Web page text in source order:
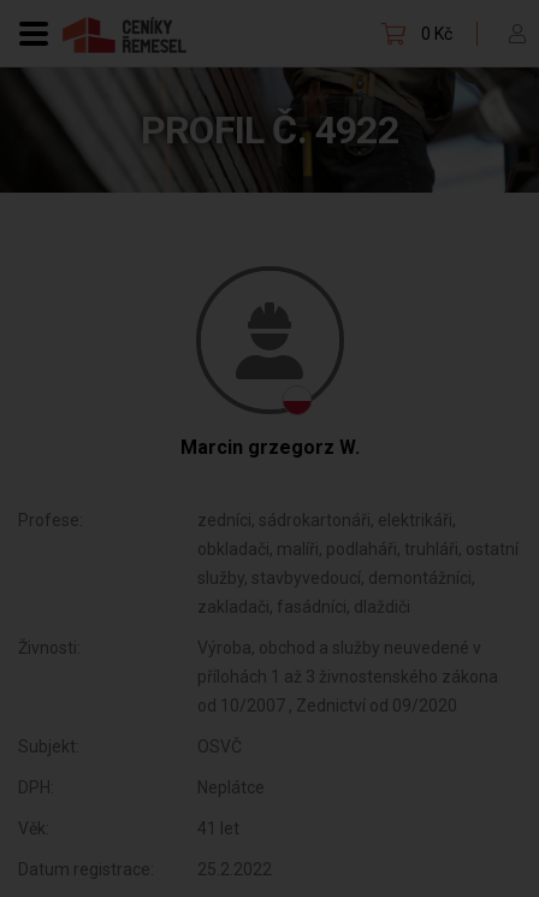
0 Kč
PROFIL Č. 4922
Marcin grzegorz W.
Profese:
zedníci, sádrokartonáři, elektrikáři,
obkladači, malíři, podlaháři, truhláři, ostatní
služby, stavbyvedoucí, demontážníci,
zakladači, fasádníci, dlaždiči
Živnosti:
Výroba, obchod a služby neuvedené v
přílohách 1 až 3 živnostenského zákona
od 10/2007 , Zednictví od 09/2020
Subjekt: OSVČ
DPH: Neplátce
Věk: 41 let
Datum registrace: 25.2.2022